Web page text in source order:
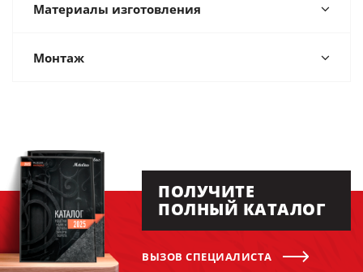
Материалы изготовления
Монтаж
ПОЛУЧИТЕ
ПОЛНЫЙ КАТАЛОГ
ВЫЗОВ СПЕЦИАЛИСТА